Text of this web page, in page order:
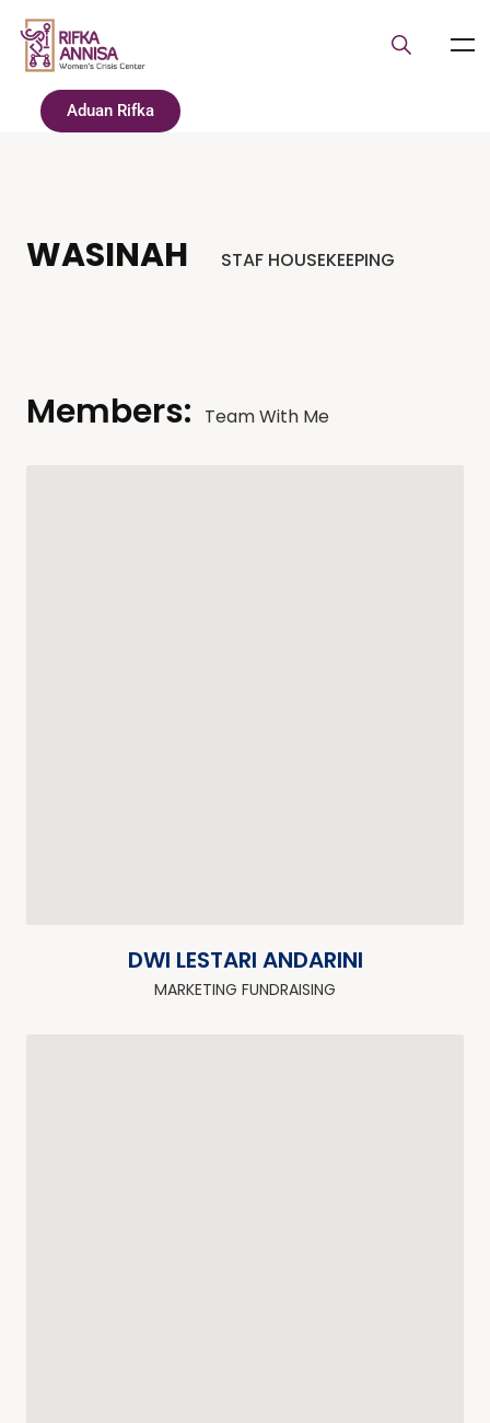
Aduan Rifka
WASINAH STAF HOUSEKEEPING
Members: Team With Me
DWI LESTARI ANDARINI
MARKETING FUNDRAISING